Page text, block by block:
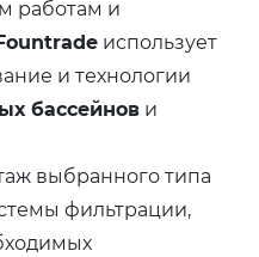
работам и
использует
и технологии
бассейнов и
выбранного типа
фильтрации,